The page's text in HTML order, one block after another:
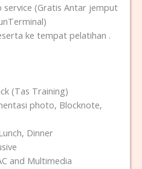
service (Gratis Antar jemput
ke tempat pelatihan .
(Tas Training)
photo, Blocknote,
Dinner
and Multimedia